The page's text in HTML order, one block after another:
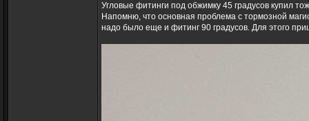
Угловые фитинги под обжимку 45 градусов купил
Напомню, что основная проблема с тормозной
надо было еще и фитинг 90 градусов. Для этого